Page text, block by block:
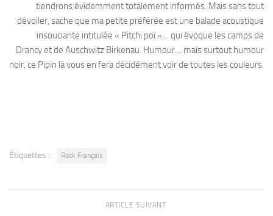
tiendrons évidemment totalement informés. Mais sans tout
dévoiler, sache que ma petite préférée est une balade acoustique
insouciante intitulée « Pitchi poï »… qui évoque les camps de
Drancy et de Auschwitz Birkenau. Humour… mais surtout humour
noir, ce Pipin là vous en fera décidément voir de toutes les couleurs.
Étiquettes : Rock Français
ARTICLE SUIVANT